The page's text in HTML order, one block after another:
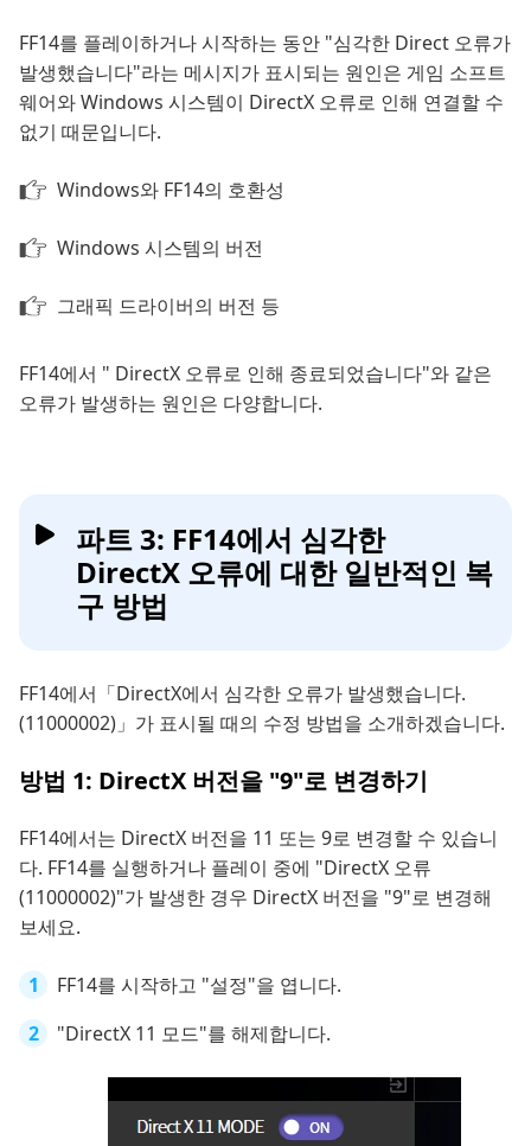
FF14를 플레이하거나 시작하는 동안 "심각한 Direct 오류가
발생했습니다"라는 메시지가 표시되는 원인은 게임 소프트
웨어와 Windows 시스템이 DirectX 오류로 인해 연결할 수
없기 때문입니다.
Windows와 FF14의 호환성
Windows 시스템의 버전
그래픽 드라이버의 버전 등
FF14에서 " DirectX 오류로 인해 종료되었습니다"와 같은
오류가 발생하는 원인은 다양합니다.
파트 3: FF14에서 심각한
DirectX 오류에 대한 일반적인 복
구 방법
FF14에서「DirectX에서 심각한 오류가 발생했습니다.
(11000002)」가 표시될 때의 수정 방법을 소개하겠습니다.
방법 1: DirectX 버전을 "9"로 변경하기
FF14에서는 DirectX 버전을 11 또는 9로 변경할 수 있습니
다. FF14를 실행하거나 플레이 중에 "DirectX 오류
(11000002)"가 발생한 경우 DirectX 버전을 "9"로 변경해
보세요.
FF14를 시작하고 "설정"을 엽니다.
"DirectX 11 모드"를 해제합니다.